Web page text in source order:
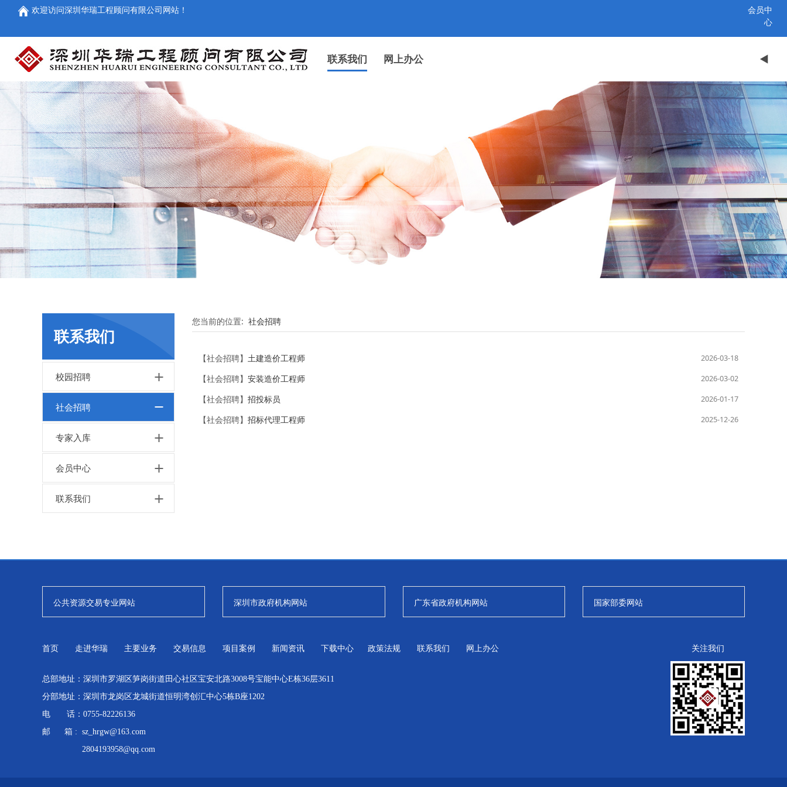
欢迎访问深圳华瑞工程顾问有限公司网站！
会员中
心
联系我们 网上办公 ◄
联系我们
校园招聘
社会招聘
专家入库
会员中心
联系我们
您当前的位置: 社会招聘
【社会招聘】 土建造价工程师 2026-03-18
【社会招聘】安装造价工程师 2026-03-02
【社会招聘】招投标员 2026-01-17
【社会招聘】招标代理工程师 2025-12-26
公共资源交易专业网站 深圳市政府机构网站 广东省政府机构网站 国家部委网站
首页 走进华瑞 主要业务 交易信息 项目案例 新闻资讯 下载中心 政策法规 联系我们 网上办公
总部地址：深圳市罗湖区笋岗街道田心社区宝安北路3008号宝能中心E栋36层3611
分部地址：深圳市龙岗区龙城街道恒明湾创汇中心5栋B座1202
电 话：0755-82226136
邮 箱 : sz_hrgw@163.com
2804193958@qq.com
关注我们